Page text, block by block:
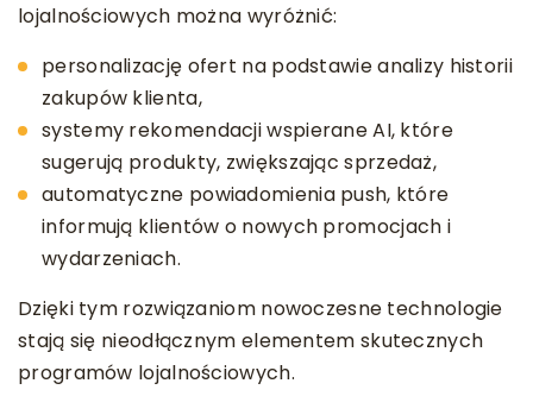
lojalnościowych można wyróżnić:
personalizację ofert na podstawie analizy historii
zakupów klienta,
systemy rekomendacji wspierane AI, które
sugerują produkty, zwiększając sprzedaż,
automatyczne powiadomienia push, które
informują klientów o nowych promocjach i
wydarzeniach.
Dzięki tym rozwiązaniom nowoczesne technologie
stają się nieodłącznym elementem skutecznych
programów lojalnościowych.